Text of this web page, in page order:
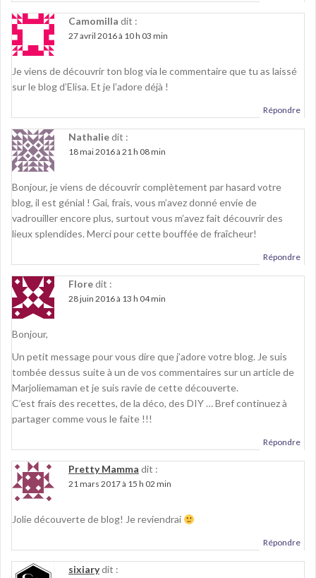
Camomilla dit :
27 avril 2016 à 10 h 03 min
Je viens de découvrir ton blog via le commentaire que tu as laissé
sur le blog d’Elisa. Et je l’adore déjà !
Répondre
Nathaliedit :
18 mai 2016 à 21 h 08 min
Bonjour, je viens de découvrir complètement par hasard votre
blog, il est génial ! Gai, frais, vous m’avez donné envie de
vadrouiller encore plus, surtout vous m’avez fait découvrir des
lieux splendides. Merci pour cette bouffée de fraîcheur!
Répondre
Floredit :
28 juin 2016 à 13 h 04 min
Bonjour,
Un petit message pour vous dire que j’adore votre blog. Je suis
tombée dessus suite à un de vos commentaires sur un article de
Marjoliemaman et je suis ravie de cette découverte.
C’est frais des recettes, de la déco, des DIY … Bref continuez à
partager comme vous le faite !!!
Répondre
Pretty Mamma dit :
21 mars 2017 à 15 h 02 min
Jolie découverte de blog! Je reviendrai
Répondre
sixiarydit :